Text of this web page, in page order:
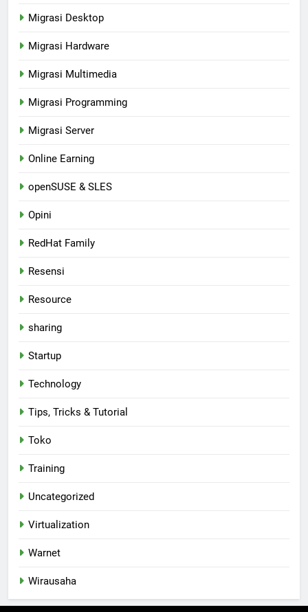
Migrasi Desktop
Migrasi Hardware
Migrasi Multimedia
Migrasi Programming
Migrasi Server
Online Earning
openSUSE & SLES
Opini
RedHat Family
Resensi
Resource
sharing
Startup
Technology
Tips, Tricks & Tutorial
Toko
Training
Uncategorized
Virtualization
Warnet
Wirausaha